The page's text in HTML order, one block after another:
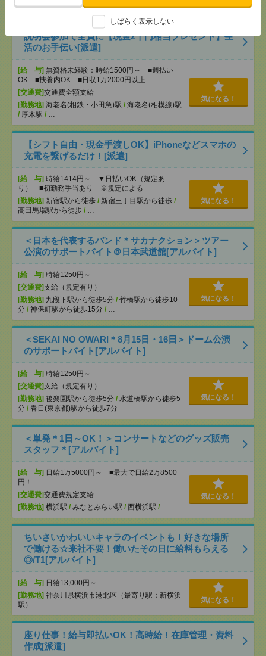
しばらく表示しない
[勤務地]本厚木駅/愛甲石田駅
説明会参加で全員に【現金2千円相当プレゼント】生
活のお手伝い[派遣]
[給 与] 無資格未経験：時給1500円～ ■週払い
OK ■扶養内OK ■日収1万2000円以上
[交通費]交通費全額支給
[勤務地] 海老名(相鉄・小田急)駅 / 海老名(相模線)駅
/ 厚木駅 / …
気になる！
【シフト自由・現金手渡しOK】iPhoneなどスマホの
充電を繋げるだけ！[派遣]
[給 与] 時給1414円～ ▼日払いOK（規定あ
り） ■初勤務手当あり ※規定による
[勤務地] 新宿駅から徒歩 / 新宿三丁目駅から徒歩 /
高田馬場駅から徒歩 / …
気になる！
＜日本を代表するバンド＊サカナクション＞ツアー
公演のサポートバイト＠日本武道館[アルバイト]
[給 与] 時給1250円～
[交通費]支給（規定有り）
[勤務地] 九段下駅から徒歩5分 / 竹橋駅から徒歩10
分 / 神保町駅から徒歩15分 / …
気になる！
＜SEKAI NO OWARI＊8月15日・16日＞ドーム公演
のサポートバイト[アルバイト]
[給 与] 時給1250円～
[交通費]支給（規定有り）
[勤務地] 後楽園駅から徒歩5分 / 水道橋駅から徒歩5
分 / 春日(東京都)駅から徒歩7分
気になる！
＜単発＊1日～OK！＞コンサートなどのグッズ販売
スタッフ＊[アルバイト]
[給 与] 日給1万5000円～ ■最大で日給2万8500
円！
[交通費]交通費規定支給
[勤務地] 横浜駅 / みなとみらい駅 / 西横浜駅 / …
気になる！
ちいさいかわいいキャラのイベントも！好きな場所
で働ける☆来社不要！働いたその日に給料もらえる
◎/T1[アルバイト]
[給 与] 日給13,000円～
[勤務地] 神奈川県横浜市港北区（最寄り駅：新横浜
駅）
気になる！
座り仕事！給与即払いOK！高時給！在庫管理・資料
作成[派遣]